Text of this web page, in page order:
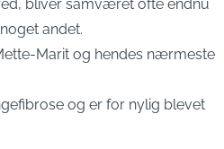
bliver samværet ofte endnu
andet.
Marit og hendes nærmeste
og er for nylig blevet